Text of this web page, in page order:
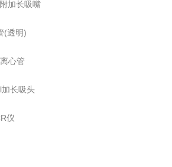
加长吸嘴
(透明)
心管
长吸头
仪